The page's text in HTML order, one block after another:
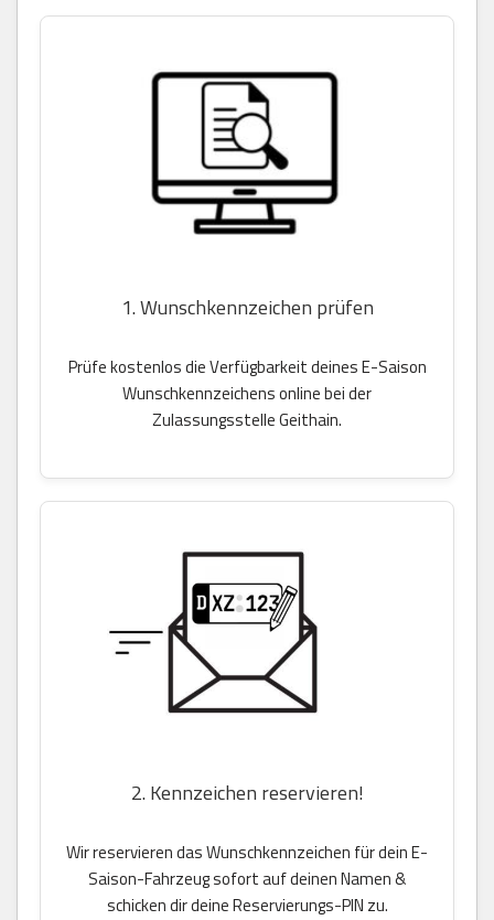
1. Wunschkennzeichen prüfen
Prüfe kostenlos die Verfügbarkeit deines E-Saison
Wunschkennzeichens online bei der
Zulassungsstelle Geithain.
2. Kennzeichen reservieren!
Wir reservieren das Wunschkennzeichen für dein E-
Saison-Fahrzeug sofort auf deinen Namen &
schicken dir deine Reservierungs-PIN zu.